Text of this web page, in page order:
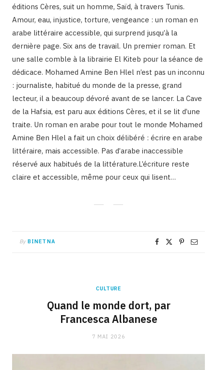
éditions Cères, suit un homme, Saïd, à travers Tunis.
Amour, eau, injustice, torture, vengeance : un roman en
arabe littéraire accessible, qui surprend jusqu’à la
dernière page. Six ans de travail. Un premier roman. Et
une salle comble à la librairie El Kiteb pour la séance de
dédicace. Mohamed Amine Ben Hlel n’est pas un inconnu
: journaliste, habitué du monde de la presse, grand
lecteur, il a beaucoup dévoré avant de se lancer. La Cave
de la Hafsia, est paru aux éditions Cères, et il se lit d’une
traite. Un roman en arabe pour tout le monde Mohamed
Amine Ben Hlel a fait un choix délibéré : écrire en arabe
littéraire, mais accessible. Pas d’arabe inaccessible
réservé aux habitués de la littérature.L’écriture reste
claire et accessible, même pour ceux qui lisent…
By BINETNA
CULTURE
Quand le monde dort, par
Francesca Albanese
7 MAI 2026